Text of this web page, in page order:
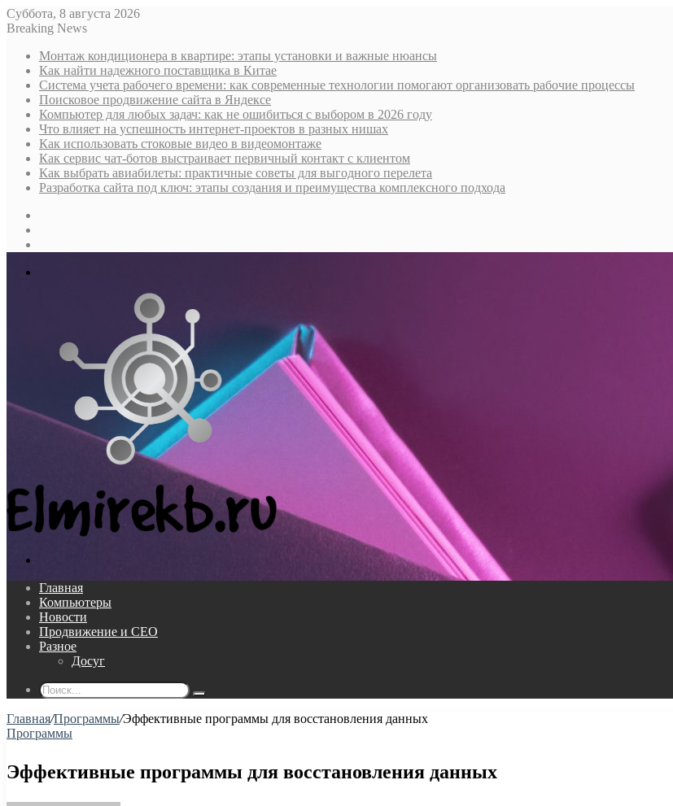
Суббота, 8 августа 2026
Breaking News
Монтаж кондиционера в квартире: этапы установки и важные нюансы
Как найти надежного поставщика в Китае
Система учета рабочего времени: как современные технологии помогают организовать рабочие процессы
Поисковое продвижение сайта в Яндексе
Компьютер для любых задач: как не ошибиться с выбором в 2026 году
Что влияет на успешность интернет-проектов в разных нишах
Как использовать стоковые видео в видеомонтаже
Как сервис чат-ботов выстраивает первичный контакт с клиентом
Как выбрать авиабилеты: практичные советы для выгодного перелета
Разработка сайта под ключ: этапы создания и преимущества комплексного подхода
Главная
Компьютеры
Новости
Продвижение и СЕО
Разное
Досуг
Поиск...
Главная/Программы/Эффективные программы для восстановления данных
Программы
Эффективные программы для восстановления данных